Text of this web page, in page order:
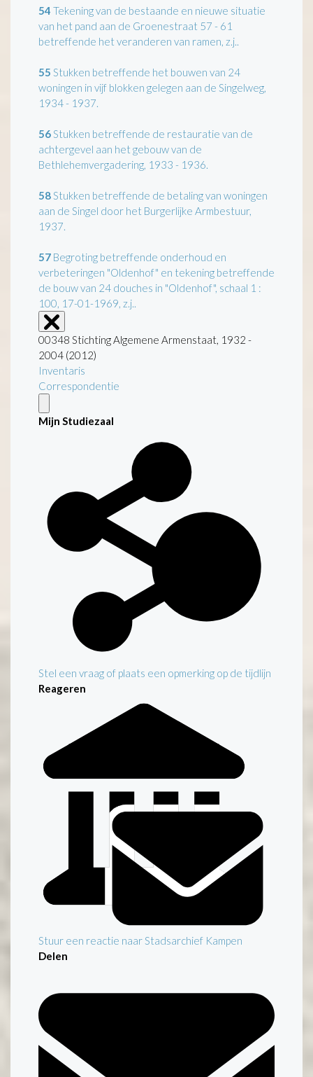
54 Tekening van de bestaande en nieuwe situatie
van het pand aan de Groenestraat 57 - 61
betreffende het veranderen van ramen, z.j..
55 Stukken betreffende het bouwen van 24
woningen in vijf blokken gelegen aan de Singelweg,
1934 - 1937.
56 Stukken betreffende de restauratie van de
achtergevel aan het gebouw van de
Bethlehemvergadering, 1933 - 1936.
58 Stukken betreffende de betaling van woningen
aan de Singel door het Burgerlijke Armbestuur,
1937.
57 Begroting betreffende onderhoud en
verbeteringen "Oldenhof" en tekening betreffende
de bouw van 24 douches in "Oldenhof", schaal 1 :
100, 17-01-1969, z.j..
00348 Stichting Algemene Armenstaat, 1932 -
2004 (2012)
Inventaris
Correspondentie
Mijn Studiezaal
Stel een vraag of plaats een opmerking op de tijdlijn
Reageren
Stuur een reactie naar Stadsarchief Kampen
Delen